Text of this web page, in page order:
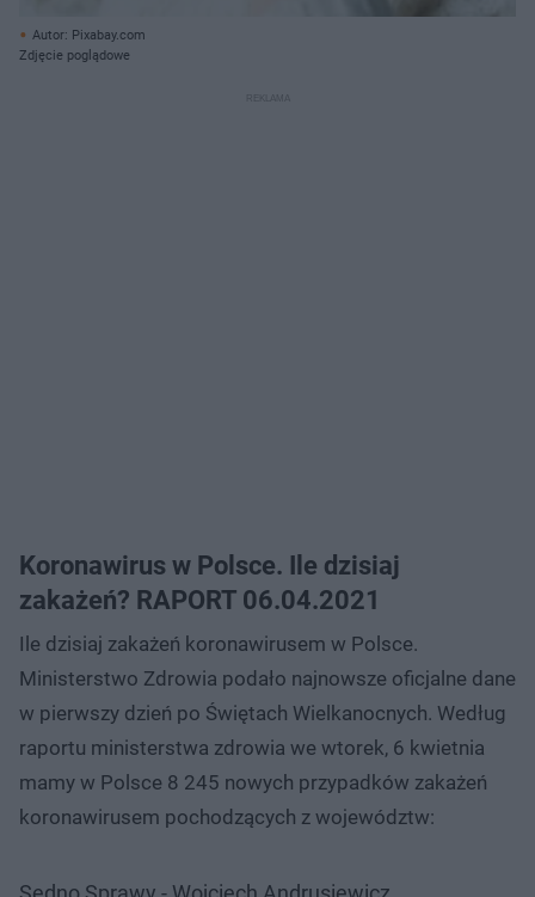
Autor: Pixabay.com
Zdjęcie poglądowe
Koronawirus w Polsce. Ile dzisiaj
zakażeń? RAPORT 06.04.2021
Ile dzisiaj zakażeń koronawirusem w Polsce.
Ministerstwo Zdrowia podało najnowsze oficjalne dane
w pierwszy dzień po Świętach Wielkanocnych. Według
raportu ministerstwa zdrowia we wtorek, 6 kwietnia
mamy w Polsce 8 245 nowych przypadków zakażeń
koronawirusem pochodzących z województw: